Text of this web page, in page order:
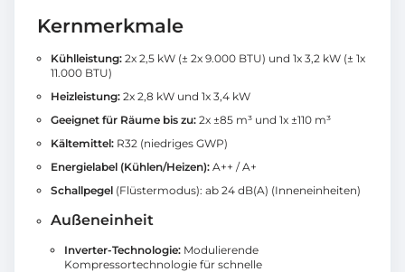
Kernmerkmale
Kühlleistung: 2x 2,5 kW (± 2x 9.000 BTU) und 1x 3,2 kW (± 1x
11.000 BTU)
Heizleistung: 2x 2,8 kW und 1x 3,4 kW
Geeignet für Räume bis zu: 2x ±85 m³ und 1x ±110 m³
Kältemittel: R32 (niedriges GWP)
Energielabel (Kühlen/Heizen): A++ / A+
Schallpegel (Flüstermodus): ab 24 dB(A) (Inneneinheiten)
Außeneinheit
Inverter-Technologie: Modulierende
Kompressortechnologie für schnelle